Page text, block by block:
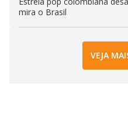
mira o Brasil
VEJA